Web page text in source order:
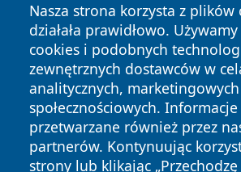
Nasza strona korzysta z plików
działała prawidłowo.
cookies i podobnych
zewnętrznych dostawców w
analitycznych,
społecznościowych.
przetwarzane również przez
partnerów. Kontynuując
strony lub klikając
Copyright © 2026 belchatowski24.pl
zastrzeżone.
News Autorzy
Polityka
Prywatności